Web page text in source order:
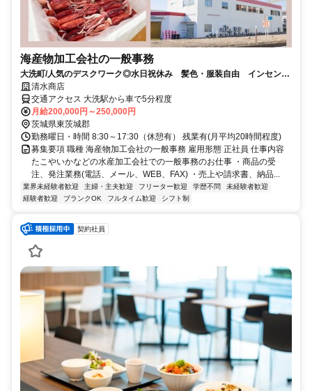
海産物加工会社の一般事務
大洗町/人気のデスクワーク◎水日祝休み 髪色・服装自由 インセンテ
ィブあり 女性活躍中
清水商店
交通アクセス 大洗駅から車で5分程度
月給200,000円～250,000円
茨城県東茨城郡
勤務曜日・時間 8:30～17:30（休憩有） 残業有(月平均20時間程度)
募集要項 職種 海産物加工会社の一般事務 雇用形態 正社員 仕事内容
たこやいかなどの水産加工会社での一般事務のお仕事 ・商品の受
注、発注業務(電話、メール、WEB、FAX) ・売上や請求書、納品...
業界未経験者歓迎 主婦・主夫歓迎 フリーター歓迎 学歴不問
未経験者歓迎
経験者歓迎
ブランクOK フルタイム歓迎 シフト制
契約社員